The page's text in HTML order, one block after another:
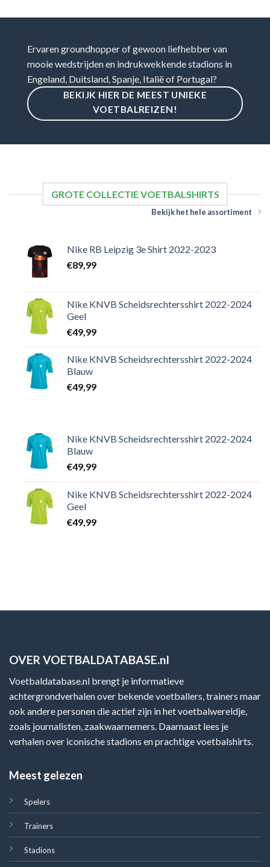
Ervaren groundhopper of gewoon liefhebber van
mooie wedstrijden en indrukwekkende stadions in
Engeland, Duitsland, Spanje, Italië of Portugal?
BEKIJK HIER DE MEEST UNIEKE
VOETBALREIZEN!
GROTE COLLECTIE VOETBALSHIRTS
Bekijk het hele assortiment
Nike RB Leipzig 3e Shirt 2022-2023
€89,99
Nike KNVB Scheidsrechtersshirt 2022-2024
Geel
€49,99
Nike KNVB Scheidsrechtersshirt 2022-2024
Blauw
€49,99
Nike KNVB Scheidsrechtersshirt 2022-2024
Blauw
€49,99
Nike KNVB Scheidsrechtersshirt 2022-2024
Geel
€49,99
OVER VOETBALDATABASE.nl
Voetbaldatabase.nl brengt je informatieve
achtergrondverhalen over bekende voetballers, trainers maar
ook andere personen die actief zijn in het voetbalwereldje,
zoals journalisten, zaakwaarnemers. Daarnaast lees je
verhalen over iconische stadions en prachtige voetbalshirts.
Meest gelezen
Spelers
Trainers
Stadions